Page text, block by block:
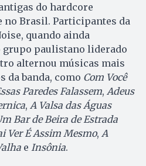
do hardcore
no Brasil. Participantes da
quando ainda
grupo paulistano liderado
alternou músicas mais
da banda, como Com Você
Paredes Falassem, Adeus
, A Valsa das Águas
Bar de Beira de Estrada
Ver É Assim Mesmo, A
e Insônia.